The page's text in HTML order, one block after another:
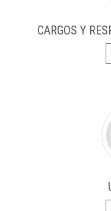
CARGOS Y